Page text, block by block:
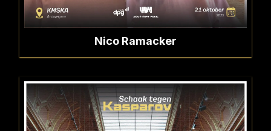
Nico Ramacker